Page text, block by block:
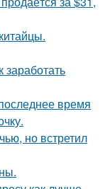
время
но встретил